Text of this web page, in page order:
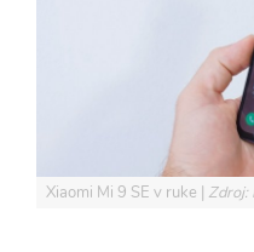
Xiaomi Mi 9 SE v ruke Zdroj: